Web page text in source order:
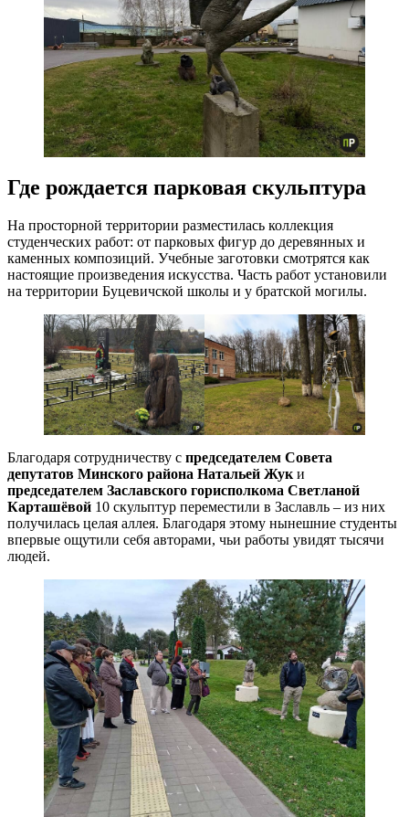
Где рождается парковая скульптура
На просторной территории разместилась коллекция
студенческих работ: от парковых фигур до деревянных и
каменных композиций. Учебные заготовки смотрятся как
настоящие произведения искусства. Часть работ установили
на территории Буцевичской школы и у братской могилы.
Благодаря сотрудничеству с председателем Совета
депутатов Минского района Натальей Жуки
председателем Заславского горисполкома Светланой
Карташёвой 10 скульптур переместили в Заславль – из них
получилась целая аллея. Благодаря этому нынешние студенты
впервые ощутили себя авторами, чьи работы увидят тысячи
людей.